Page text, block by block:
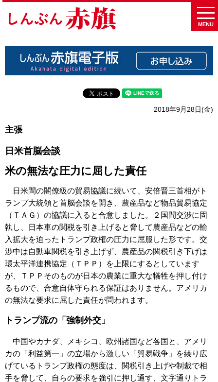
MENU
2018年9月28日(金)
主張
日米首脳会談
米の無法な圧力に屈した責任
日米間の閣僚級の貿易協議に続いて、安倍晋三首相がト
ランプ大統領と首脳会談を開き、農産品など物品貿易協定
（ＴＡＧ）の協議に入ると合意しました。２国間交渉に固
執し、日本車の関税を引き上げると脅して農産品などの輸
入拡大を迫ったトランプ政権の圧力に屈服した形です。交
渉中は自動車関税を引き上げず、農産品の関税引き下げは
環太平洋連携協定（ＴＰＰ）を上限にするとしています
が、ＴＰＰそのものが日本の農業に重大な犠牲を押し付け
るもので、合意自体守られる保証はありません。アメリカ
の無法な要求に屈した責任が問われます。
トランプ流の「強制外交」
中国やカナダ、メキシコ、欧州諸国など各国と、アメリ
カの「利益第一」の立場から激しい「貿易戦争」を繰り広
げているトランプ政権の態度は、関税引き上げや制裁で相
手を脅して、自らの要求を強引に押し通す、文字通りトラ